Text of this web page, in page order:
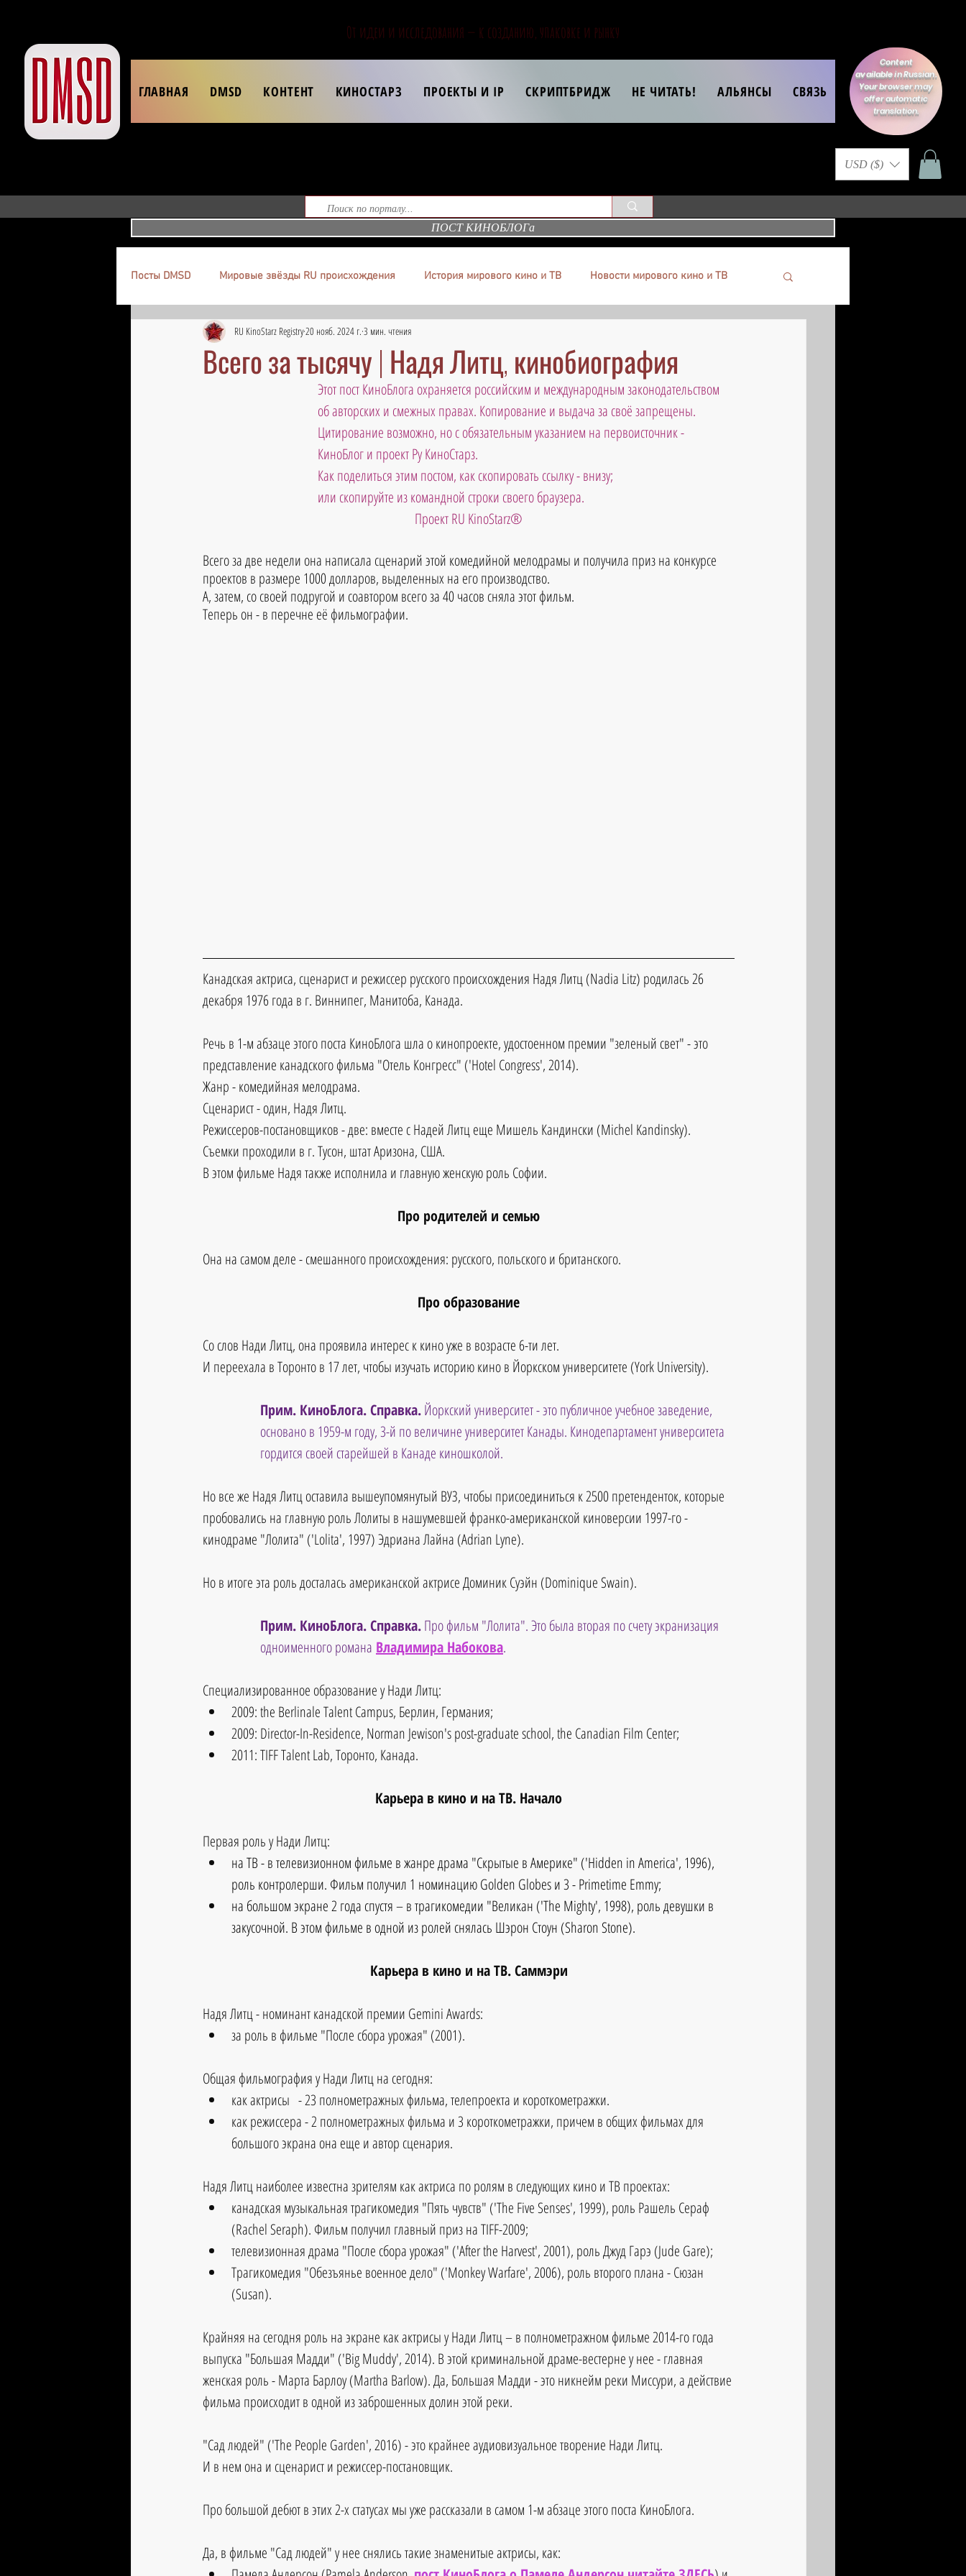
От идеи и исследования — к созданию, упаковке и рынку
ГЛАВНАЯ DMSD КОНТЕНТ КИНОСТАРЗ ПРОЕКТЫ И IP СКРИПТБРИДЖ НЕ ЧИТАТЬ! АЛЬЯНСЫ СВЯЗЬ
Content
available in Russian.
Your browser may
offer automatic
translation.
USD ($)
ПОСТ КИНОБЛОГа
Посты DMSD Мировые звёзды RU происхождения История мирового кино и ТВ Новости мирового кино и ТВ
Всего за тысячу | Надя Литц, кинобиография
RU KinoStarz Registry20 нояб. 2024 г. 3 мин. чтения
Этот пост КиноБлога охраняется российским и международным законодательством
об авторских и смежных правах. Копирование и выдача за своё запрещены.
Цитирование возможно, но с обязательным указанием на первоисточник -
КиноБлог и проект Ру КиноСтарз.
Как поделиться этим постом, как скопировать ссылку - внизу;
или скопируйте из командной строки своего браузера.
Проект RU KinoStarz®
Всего за две недели она написала сценарий этой комедийной мелодрамы и получила приз на конкурсе
проектов в размере 1000 долларов, выделенных на его производство.
А, затем, со своей подругой и соавтором всего за 40 часов сняла этот фильм.
Теперь он - в перечне её фильмографии.
Канадская актриса, сценарист и режиссер русского происхождения Надя Литц (Nadia Litz) родилась 26
декабря 1976 года в г. Виннипег, Манитоба, Канада.
Речь в 1-м абзаце этого поста КиноБлога шла о кинопроекте, удостоенном премии "зеленый свет" - это
представление канадского фильма "Отель Конгресс" ('Hotel Congress', 2014).
Жанр - комедийная мелодрама.
Сценарист - один, Надя Литц.
Режиссеров-постановщиков - две: вместе с Надей Литц еще Мишель Кандински (Michel Kandinsky).
Съемки проходили в г. Тусон, штат Аризона, США.
В этом фильме Надя также исполнила и главную женскую роль Софии.
Про родителей и семью
Она на самом деле - смешанного происхождения: русского, польского и британского.
Про образование
Со слов Нади Литц, она проявила интерес к кино уже в возрасте 6-ти лет.
И переехала в Торонто в 17 лет, чтобы изучать историю кино в Йоркском университете (York University).
Прим. КиноБлога. Справка. Йоркский университет - это публичное учебное заведение,
основано в 1959-м году, 3-й по величине университет Канады. Кинодепартамент университета
гордится своей старейшей в Канаде киношколой.
Но все же Надя Литц оставила вышеупомянутый ВУЗ, чтобы присоединиться к 2500 претенденток, которые
пробовались на главную роль Лолиты в нашумевшей франко-американской киноверсии 1997-го -
кинодраме "Лолита" ('Lolita', 1997) Эдриана Лайна (Adrian Lyne).
Но в итоге эта роль досталась американской актрисе Доминик Суэйн (Dominique Swain).
Прим. КиноБлога. Справка. Про фильм "Лолита". Это была вторая по счету экранизация
одноименного романа Владимира Набокова.
Специализированное образование у Нади Литц:
2009: the Berlinale Talent Campus, Берлин, Германия;
2009: Director-In-Residence, Norman Jewison's post-graduate school, the Canadian Film Center;
2011: TIFF Talent Lab, Торонто, Канада.
Карьера в кино и на ТВ. Начало
Первая роль у Нади Литц:
на ТВ - в телевизионном фильме в жанре драма "Скрытые в Америке" ('Hidden in America', 1996),
роль контролерши. Фильм получил 1 номинацию Golden Globes и 3 - Primetime Emmy;
на большом экране 2 года спустя – в трагикомедии "Великан ('The Mighty', 1998), роль девушки в
закусочной. В этом фильме в одной из ролей снялась Шэрон Стоун (Sharon Stone).
Карьера в кино и на ТВ. Саммэри
Надя Литц - номинант канадской премии Gemini Awards:
за роль в фильме "После сбора урожая" (2001).
Общая фильмография у Нади Литц на сегодня:
как актрисы   - 23 полнометражных фильма, телепроекта и короткометражки.
как режиссера - 2 полнометражных фильма и 3 короткометражки, причем в общих фильмах для
большого экрана она еще и автор сценария.
Надя Литц наиболее известна зрителям как актриса по ролям в следующих кино и ТВ проектах:
канадская музыкальная трагикомедия "Пять чувств" ('The Five Senses', 1999), роль Рашель Сераф
(Rachel Seraph). Фильм получил главный приз на TIFF-2009;
телевизионная драма "После сбора урожая" ('After the Harvest', 2001), роль Джуд Гарэ (Jude Gare);
Трагикомедия "Обезъянье военное дело" ('Monkey Warfare', 2006), роль второго плана - Сюзан
(Susan).
Крайняя на сегодня роль на экране как актрисы у Нади Литц – в полнометражном фильме 2014-го года
выпуска "Большая Мадди" ('Big Muddy', 2014). В этой криминальной драме-вестерне у нее - главная
женская роль - Марта Барлоу (Martha Barlow). Да, Большая Мадди - это никнейм реки Миссури, а действие
фильма происходит в одной из заброшенных долин этой реки.
"Сад людей" ('The People Garden', 2016) - это крайнее аудиовизуальное творение Нади Литц.
И в нем она и сценарист и режиссер-постановщик.
Про большой дебют в этих 2-х статусах мы уже рассказали в самом 1-м абзаце этого поста КиноБлога.
Да, в фильме "Сад людей" у нее снялись такие знаменитые актрисы, как: